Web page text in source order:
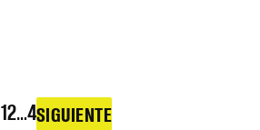
12…4SIGUIENTE